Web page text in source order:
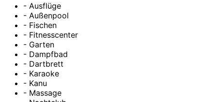
- Ausflüge
- Außenpool
- Fischen
- Fitnesscenter
- Garten
- Dampfbad
- Dartbrett
- Karaoke
- Kanu
- Massage